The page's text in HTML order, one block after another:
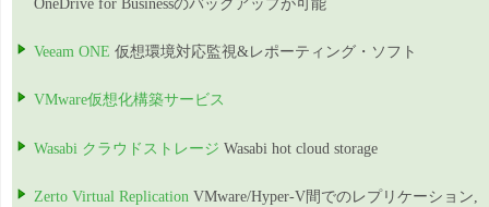
OneDrive for Businessのバックアップが可能
Veeam ONE 仮想環境対応監視&レポーティング・ソフト
VMware仮想化構築サービス
Wasabi クラウドストレージ Wasabi hot cloud storage
Zerto Virtual Replication VMware/Hyper-V間でのレプリケーション,